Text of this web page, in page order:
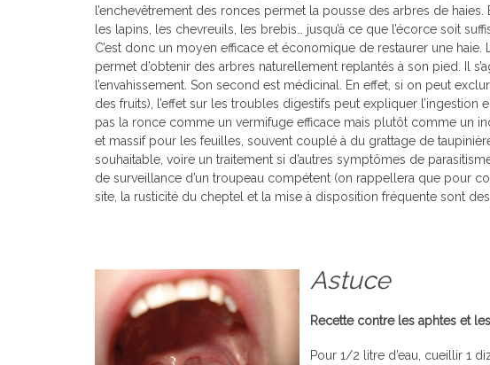
l’enchevêtrement des ronces permet la pousse des arbres de
les lapins, les chevreuils, les brebis… jusqu’à ce que l’écorce soit
C’est donc un moyen efficace et économique de restaurer une
permet d’obtenir des arbres naturellement replantés à son pied. Il
l’envahissement. Son second est médicinal. En effet, si on peut
des fruits), l’effet sur les troubles digestifs peut expliquer l’ingestion
pas la ronce comme un vermifuge efficace mais plutôt comme un
et massif pour les feuilles, souvent couplé à du grattage de
souhaitable, voire un traitement si d’autres symptômes de
de surveillance d’un troupeau compétent (on rappellera que pour
site, la rusticité du cheptel et la mise à disposition fréquente sont
Astuce
Recette contre les aphtes et
Pour 1/2 litre d’eau, cueillir 1